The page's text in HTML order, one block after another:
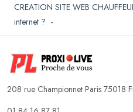
CREATION SITE WEB
internet ? -
208 rue Championnet Paris 75018